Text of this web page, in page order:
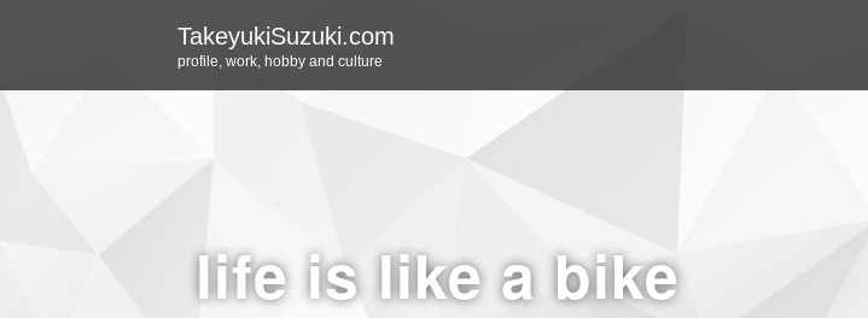
TakeyukiSuzuki.com
profile, work, hobby and culture
life is like a bike